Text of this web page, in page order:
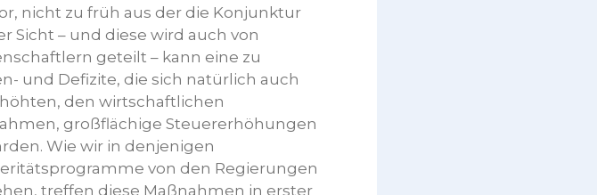
nicht zu früh aus der die Konjunktur
Sicht – und diese wird auch von
geteilt – kann eine zu
und Defizite, die sich natürlich auch
den wirtschaftlichen
großflächige Steuererhöhungen
Wie wir in denjenigen
von den Regierungen
treffen diese Maßnahmen in erster